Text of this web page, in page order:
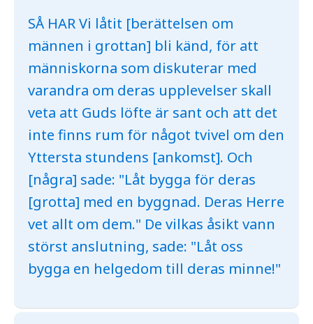
SÅ HAR Vi låtit [berättelsen om
männen i grottan] bli känd, för att
människorna som diskuterar med
varandra om deras upplevelser skall
veta att Guds löfte är sant och att det
inte finns rum för något tvivel om den
Yttersta stundens [ankomst]. Och
[några] sade: "Låt bygga för deras
[grotta] med en byggnad. Deras Herre
vet allt om dem." De vilkas åsikt vann
störst anslutning, sade: "Låt oss
bygga en helgedom till deras minne!"